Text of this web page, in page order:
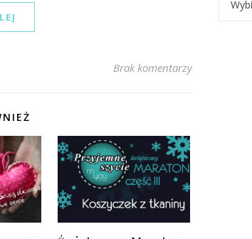
Brak komentarzy